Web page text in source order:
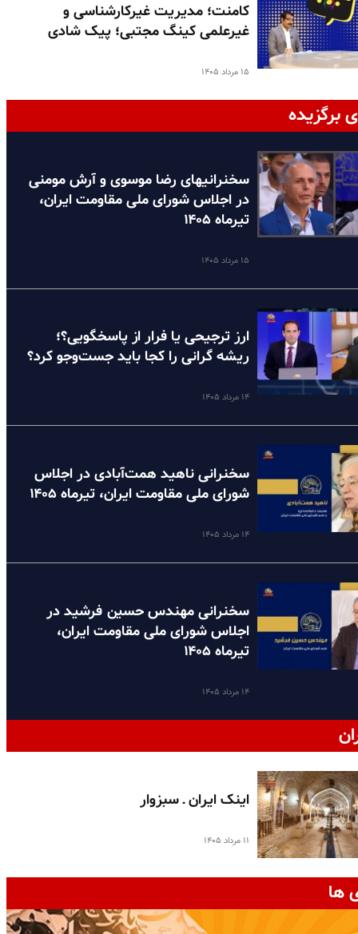
کامنت؛ مدیریت غیرکارشناسی و
غیرعلمی کینگ مجتبی؛ پیک شادی
۱۵ مرداد ۱۴۰۵
برگزیده
سخنرانیهای رضا موسوی و آرش مومنی
در اجلاس شورای ملی مقاومت ایران،
تیرماه ۱۴۰۵
۱۵ مرداد ۱۴۰۵
ارز ترجیحی یا فرار از پاسخگویی؟؛
ریشه گرانی را کجا باید جست‌وجو کرد؟
۱۴ مرداد ۱۴۰۵
سخنرانی ناهید همت‌آبادی در اجلاس
شورای ملی مقاومت ایران، تیرماه ۱۴۰۵
۱۴ مرداد ۱۴۰۵
سخنرانی مهندس حسین فرشید در
اجلاس شورای ملی مقاومت ایران،
تیرماه ۱۴۰۵
۱۴ مرداد ۱۴۰۵
اینک ایران ـ سبزوار
۱۱ مرداد ۱۴۰۵
ها